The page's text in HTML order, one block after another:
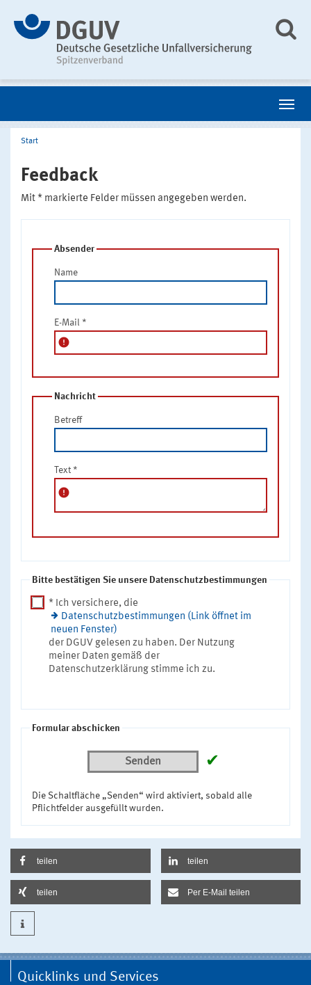
Start
Feedback
Mit * markierte Felder müssen angegeben werden.
Absender
Name
E-Mail *
error
Nachricht
Betreff
Text *
error
Bitte bestätigen Sie unsere Datenschutzbestimmungen
* Ich versichere, die
Datenschutzbestimmungen (Link öffnet im
neuen Fenster)
der DGUV gelesen zu haben. Der Nutzung
meiner Daten gemäß der
Datenschutzerklärung stimme ich zu.
Formular abschicken
Senden ✔
Die Schaltfläche „Senden“ wird aktiviert, sobald alle
Pflichtfelder ausgefüllt wurden.
teilen teilen
teilen Per E-Mail teilen
Quicklinks und Services